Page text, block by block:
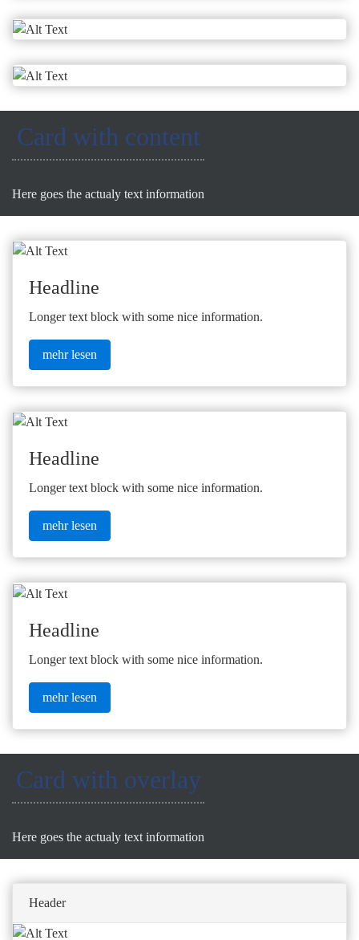
Card with content
Here goes the actualy text information
Headline
Longer text block with some nice information.
mehr lesen
Headline
Longer text block with some nice information.
mehr lesen
Headline
Longer text block with some nice information.
mehr lesen
Card with overlay
Here goes the actualy text information
Header